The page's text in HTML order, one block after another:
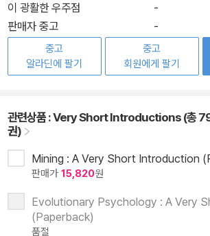
이 광활한 우주점
-
판매자 중고
-
중고
알라딘에 팔기
중고
회원에게 팔기
관련상품 :Very Short Introductions (총
권)
Mining : A Very Short Introduction
판매가 15,820원
Evolutionary Psychology : A Very
(Paperback)
품절